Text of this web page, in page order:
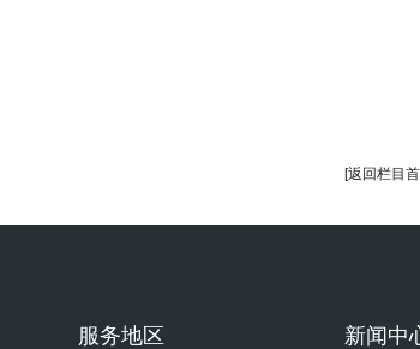
[返回栏目
服务地区 新闻中